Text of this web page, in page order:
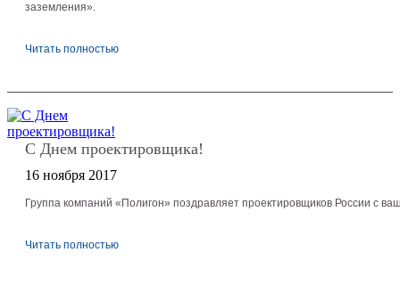
заземления».
Читать полностью
С Днем проектировщика!
16 ноября 2017
Группа компаний «Полигон» поздравляет проектировщиков России с
Читать полностью